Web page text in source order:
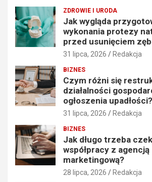
ZDROWIE I URODA
Jak wygląda
wykonania protezy
przed usunięciem
31 lipca, 2026 Redakcja
BIZNES
Czym różni się
działalności
ogłoszenia upadłości?
31 lipca, 2026 Redakcja
BIZNES
Jak długo trzeba
współpracy z agencją
marketingową?
28 lipca, 2026 Redakcja